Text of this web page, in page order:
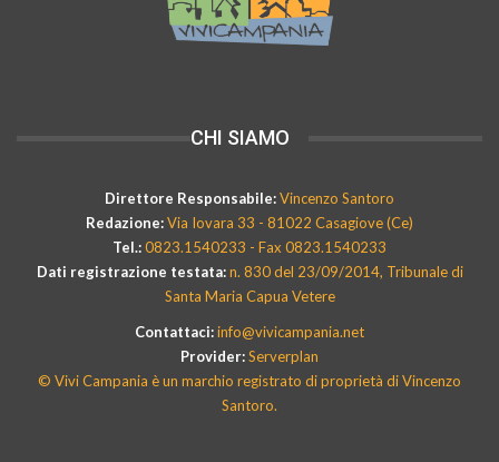
CHI SIAMO
Direttore Responsabile:Vincenzo Santoro
Redazione:Via Iovara 33 - 81022 Casagiove (Ce)
Tel.:0823.1540233 - Fax 0823.1540233
Dati registrazione testata:n. 830 del 23/09/2014, Tribunale di
Santa Maria Capua Vetere
Contattaci:info@vivicampania.net
Provider:Serverplan
© Vivi Campania è un marchio registrato di proprietà di Vincenzo
Santoro.